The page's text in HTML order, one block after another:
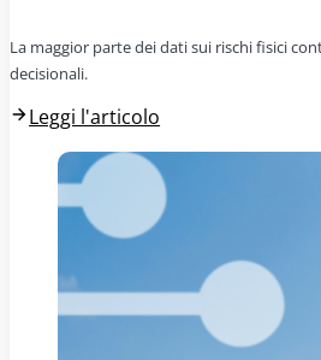
La maggior parte dei dati sui rischi fisici
decisionali.
Leggi l'articolo